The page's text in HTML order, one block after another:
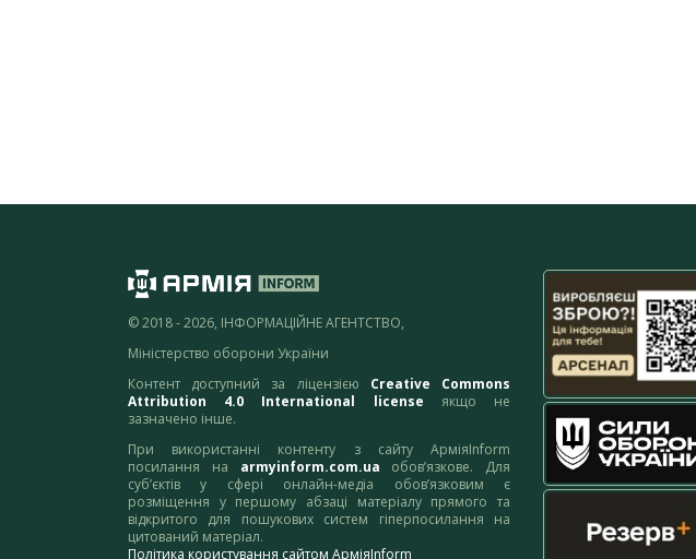
© 2018 - 2026, ІНФОРМАЦІЙНЕ АГЕНТСТВО,
Міністерство оборони України
Контент доступний за ліцензією Creative Commons
Attribution 4.0 International license якщо не
зазначено інше.
При використанні контенту з сайту АрміяInform
посилання на armyinform.com.ua обов’язкове. Для
суб’єктів у сфері онлайн-медіа обов’язковим є
розміщення у першому абзаці матеріалу прямого та
відкритого для пошукових систем гіперпосилання на
цитований матеріал.
Політика користування сайтом АрміяInform